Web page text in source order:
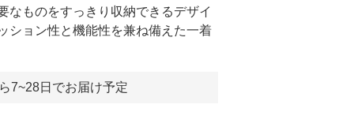
なものをすっきり収納できるデザイ
ション性と機能性を兼ね備えた一着
7~28日でお届け予定